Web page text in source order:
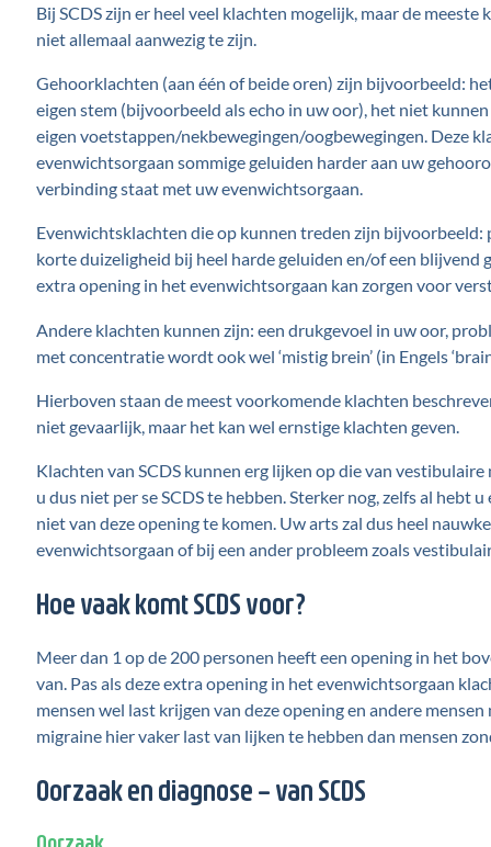
Bij SCDS zijn er heel veel klachten mogelijk, maar de
niet allemaal aanwezig te zijn.
Gehoorklachten (aan één of beide oren) zijn bijvoorbeeld:
eigen stem (bijvoorbeeld als echo in uw oor), het niet
eigen voetstappen/nekbewegingen/oogbewegingen. Deze
evenwichtsorgaan sommige geluiden harder aan uw
verbinding staat met uw evenwichtsorgaan.
Evenwichtsklachten die op kunnen treden zijn
korte duizeligheid bij heel harde geluiden en/of een
extra opening in het evenwichtsorgaan kan zorgen voor
Andere klachten kunnen zijn: een drukgevoel in uw oor,
met concentratie wordt ook wel ‘mistig brein’ (in Engels
Hierboven staan de meest voorkomende klachten
niet gevaarlijk, maar het kan wel ernstige klachten geven.
Klachten van SCDS kunnen erg lijken op die van
u dus niet per se SCDS te hebben. Sterker nog, zelfs al
niet van deze opening te komen. Uw arts zal dus heel
evenwichtsorgaan of bij een ander probleem zoals
Hoe vaak komt SCDS voor?
Meer dan 1 op de 200 personen heeft een opening in het
van. Pas als deze extra opening in het evenwichtsorgaan
mensen wel last krijgen van deze opening en andere
migraine hier vaker last van lijken te hebben dan mensen
Oorzaak en diagnose – van SCDS
Oorzaak